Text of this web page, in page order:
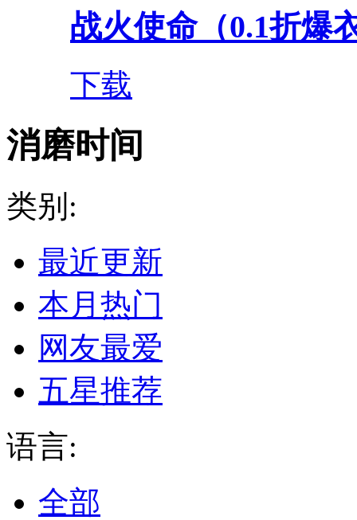
战火使命（0.1折爆
下载
消磨时间
类别:
最近更新
本月热门
网友最爱
五星推荐
语言:
全部